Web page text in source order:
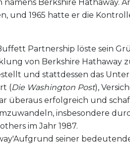
Berkshire Hathaway.
und 1965 hatte er die
Partnership löste sein
von Berkshire Hathaway
und stattdessen das
(Die Washington Post),
überaus erfolgreich und
insbesondere
im Jahr 1987.
seiner